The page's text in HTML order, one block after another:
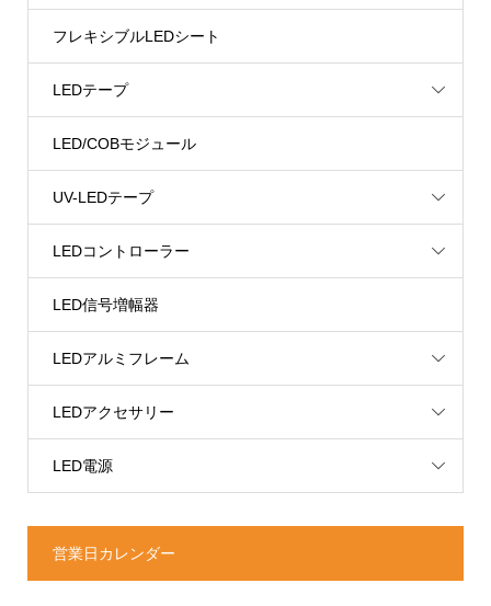
フレキシブルLEDシート
LEDテープ
LED/COBモジュール
UV-LEDテープ
LEDコントローラー
LED信号増幅器
LEDアルミフレーム
LEDアクセサリー
LED電源
営業日カレンダー